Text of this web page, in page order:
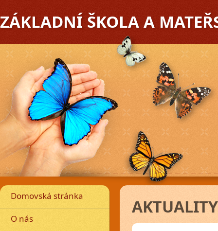
ZÁKLADNÍ ŠKOLA A
AKTUALITY
Domovská stránka
O nás